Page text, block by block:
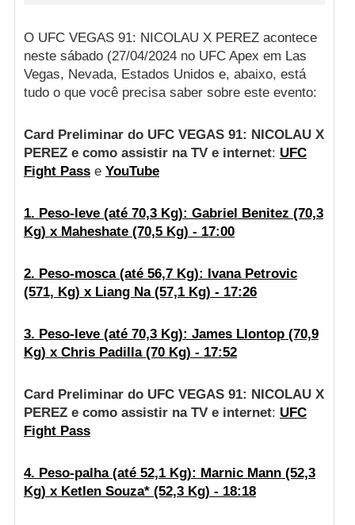
O UFC VEGAS 91: NICOLAU X PEREZ acontece
neste sábado (27/04/2024 no UFC Apex em Las
Vegas, Nevada, Estados Unidos e, abaixo, está
tudo o que você precisa saber sobre este evento:
Card Preliminar do UFC VEGAS 91: NICOLAU X
PEREZ e como assistir na TV e internet: UFC
Fight Passe YouTube
1. Peso-leve (até 70,3 Kg): Gabriel Benitez (70,3
Kg) x Maheshate (70,5 Kg) - 17:00
2. Peso-mosca (até 56,7 Kg): Ivana Petrovic
(571, Kg) x Liang Na (57,1 Kg) - 17:26
3. Peso-leve (até 70,3 Kg): James Llontop (70,9
Kg) x Chris Padilla (70 Kg) - 17:52
Card Preliminar do UFC VEGAS 91: NICOLAU X
PEREZ e como assistir na TV e internet: UFC
Fight Pass
4. Peso-palha (até 52,1 Kg): Marnic Mann (52,3
Kg) x Ketlen Souza* (52,3 Kg) - 18:18